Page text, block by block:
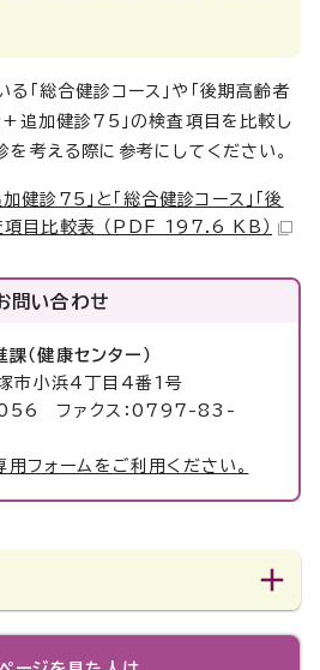
「総合健診コース」や「後期高齢者
+追加健診75」の検査項目を比較し
を考える際に参考にしてください。
健診75」と「総合健診コース」「後
項目比較表 （PDF 197.6 KB）
問い合わせ
（健康センター）
小浜4丁目4番1号
ファクス：0797-83-
フォームをご利用ください。